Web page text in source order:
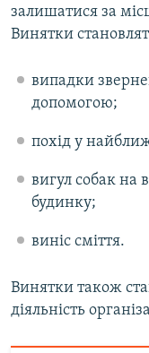
залишатися за
Винятки
випадки
допомогою;
похід у
вигул собак на
будинку;
виніс сміття.
Винятки також
діяльність